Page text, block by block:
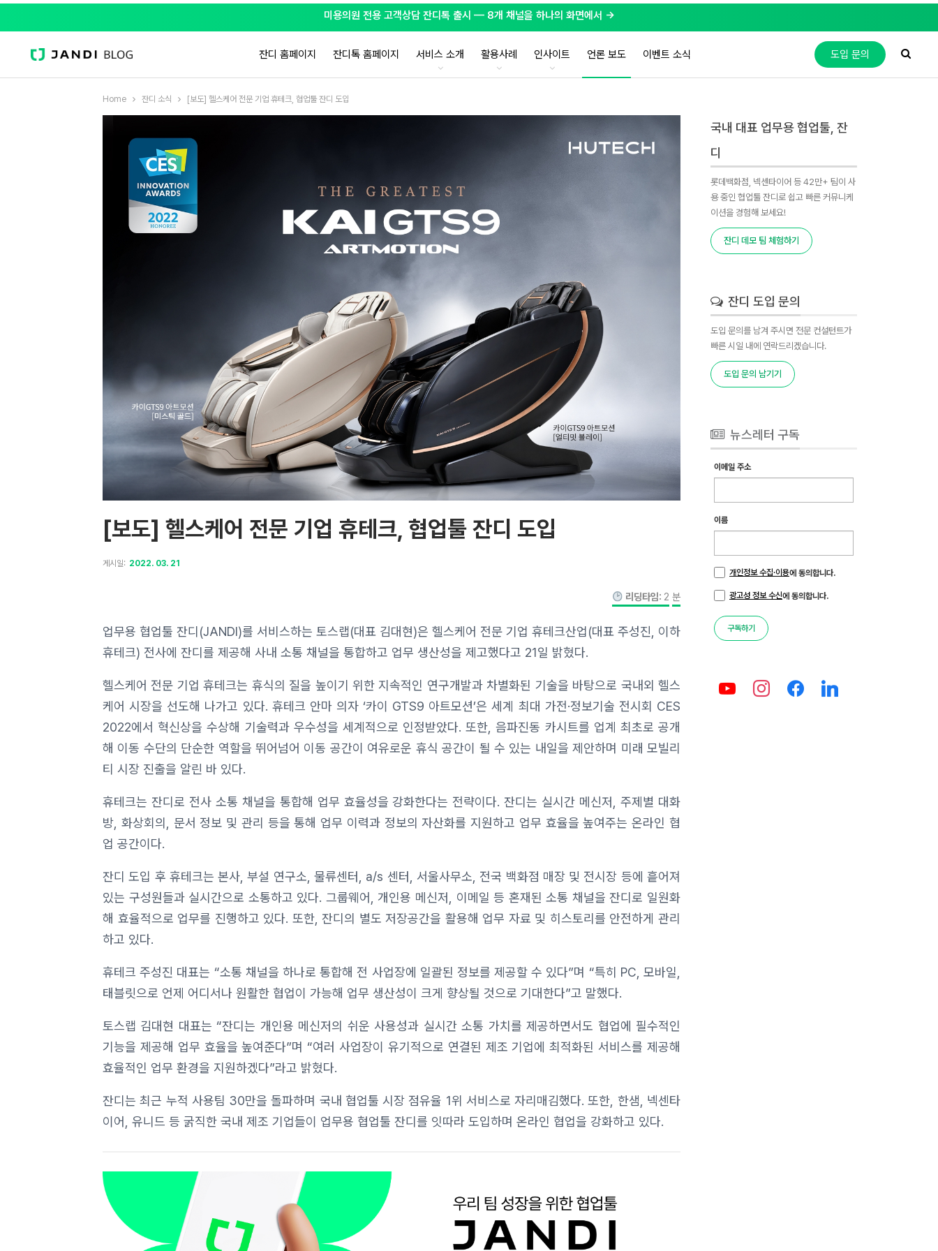
미용의원 전용 고객상담 잔디톡 출시 — 8개 채널을 하나의 화면에서 →
도입 문의
잔디 홈페이지 잔디톡 홈페이지 서비스 소개 활용사례 인사이트 언론 보도 이벤트 소식
Home 잔디 소식 [보도] 헬스케어 전문 기업 휴테크, 협업툴 잔디 도입
[보도] 헬스케어 전문 기업 휴테크, 협업툴 잔디 도입
게시일: 2022. 03. 21
리딩타임: 2 분
업무용 협업툴 잔디(JANDI)를 서비스하는 토스랩(대표 김대현)은 헬스케어 전문 기업 휴테크산업(대표 주성진, 이하
휴테크) 전사에 잔디를 제공해 사내 소통 채널을 통합하고 업무 생산성을 제고했다고 21일 밝혔다.
헬스케어 전문 기업 휴테크는 휴식의 질을 높이기 위한 지속적인 연구개발과 차별화된 기술을 바탕으로 국내외 헬스
케어 시장을 선도해 나가고 있다. 휴테크 안마 의자 ‘카이 GTS9 아트모션’은 세계 최대 가전·정보기술 전시회 CES
2022에서 혁신상을 수상해 기술력과 우수성을 세계적으로 인정받았다. 또한, 음파진동 카시트를 업계 최초로 공개
해 이동 수단의 단순한 역할을 뛰어넘어 이동 공간이 여유로운 휴식 공간이 될 수 있는 내일을 제안하며 미래 모빌리
티 시장 진출을 알린 바 있다.
휴테크는 잔디로 전사 소통 채널을 통합해 업무 효율성을 강화한다는 전략이다. 잔디는 실시간 메신저, 주제별 대화
방, 화상회의, 문서 정보 및 관리 등을 통해 업무 이력과 정보의 자산화를 지원하고 업무 효율을 높여주는 온라인 협
업 공간이다.
잔디 도입 후 휴테크는 본사, 부설 연구소, 물류센터, a/s 센터, 서울사무소, 전국 백화점 매장 및 전시장 등에 흩어져
있는 구성원들과 실시간으로 소통하고 있다. 그룹웨어, 개인용 메신저, 이메일 등 혼재된 소통 채널을 잔디로 일원화
해 효율적으로 업무를 진행하고 있다. 또한, 잔디의 별도 저장공간을 활용해 업무 자료 및 히스토리를 안전하게 관리
하고 있다.
휴테크 주성진 대표는 “소통 채널을 하나로 통합해 전 사업장에 일괄된 정보를 제공할 수 있다”며 “특히 PC, 모바일,
태블릿으로 언제 어디서나 원활한 협업이 가능해 업무 생산성이 크게 향상될 것으로 기대한다”고 말했다.
토스랩 김대현 대표는 “잔디는 개인용 메신저의 쉬운 사용성과 실시간 소통 가치를 제공하면서도 협업에 필수적인
기능을 제공해 업무 효율을 높여준다”며 “여러 사업장이 유기적으로 연결된 제조 기업에 최적화된 서비스를 제공해
효율적인 업무 환경을 지원하겠다”라고 밝혔다.
잔디는 최근 누적 사용팀 30만을 돌파하며 국내 협업툴 시장 점유율 1위 서비스로 자리매김했다. 또한, 한샘, 넥센타
이어, 유니드 등 굵직한 국내 제조 기업들이 업무용 협업툴 잔디를 잇따라 도입하며 온라인 협업을 강화하고 있다.
국내 대표 업무용 협업툴, 잔
디
롯데백화점, 넥센타이어 등 42만+ 팀이 사
용 중인 협업툴 잔디로 쉽고 빠른 커뮤니케
이션을 경험해 보세요!
잔디 데모 팀 체험하기
잔디 도입 문의
도입 문의를 남겨 주시면 전문 컨설턴트가
빠른 시일 내에 연락드리겠습니다.
도입 문의 남기기
뉴스레터 구독
이메일 주소
이름
개인정보 수집·이용에 동의합니다.
광고성 정보 수신에 동의합니다.
구독하기